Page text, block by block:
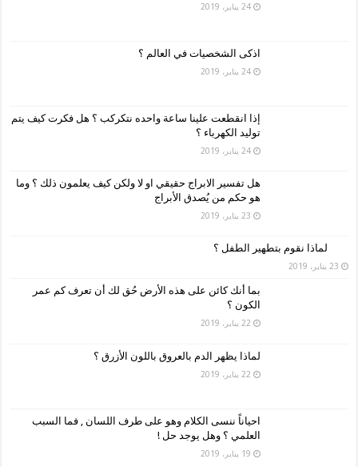
24 يناير، 2019
اذكى الشخصيات في العالم ؟
24 يناير، 2019
إذا انقطعت علينا ساعة واحده نتكركب ؟ هل فكرت كيف يتم
توليد الكهرباء ؟
24 يناير، 2019
هل تفسير الابراج حقيقي او لا ولكن كيف يعلمون ذلك ؟ وما
هو حكم من يُصدق الأبراج
23 يناير، 2019
لماذا نقوم بتطهير الطفل ؟
23 يناير، 2019
بما أنك كائن على هذه الأرض حُق لك أن تعرف كم عمر
الكون ؟
22 يناير، 2019
لماذا يظهر الدم بالعروق باللون الأزرق ؟
22 يناير، 2019
احياناً ننسى الكلام وهو على طرف اللسان , فما السبب
العلمي ؟ وهل يوجد حل !
19 يناير، 2019